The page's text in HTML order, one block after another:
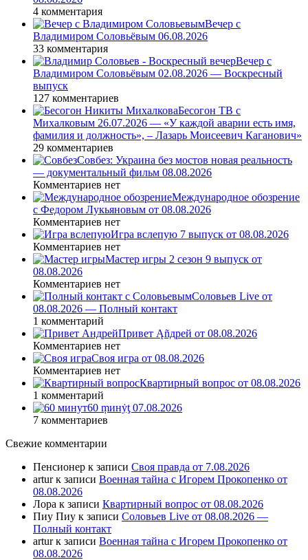
4 комментария
Вечер с
Владимиром Соловьёвым 06.08.2026
33 комментария
Вечер с
Владимиром Соловьёвым 02.08.2026 — Воскресный
выпуск
127 комментариев
Бесогон ТВ с
Михалковым 26.07.2026 — «У каждой аварии есть имя,
фамилия и должность», – Лазарь Моисеевич Каганович»
29 комментариев
Совбез: Украина без мостов новая реальность
— документальный фильм 08.08.2026
Комментариев нет
Международное обозрение
с Федором Лукьяновым от 08.08.2026
Комментариев нет
Игра вслепую 7 выпуск от 08.08.2026
Комментариев нет
Мастер игры 2 сезон 9 выпуск от
08.08.2026
Комментариев нет
Соловьев Live от
08.08.2026 — Полный контакт
1 комментарий
Привет Ąñдpей от 08.08.2026
Комментариев нет
Своя игра от 08.08.2026
Комментариев нет
Квартирный вопрос от 08.08.2026
1 комментарий
60 ṃинẏƫ 07.08.2026
7 комментариев
Свежие комментарии
Пенсионер к записи Своя правда от 7.08.2026
arturк записи Военная тайна с Игорем Прокопенко от
08.08.2026
Лора к записи Квартирный вопрос от 08.08.2026
Пиу Пиу к записи Соловьев Live от 08.08.2026 —
Полный контакт
arturк записи Военная тайна с Игорем Прокопенко от
08.08.2026